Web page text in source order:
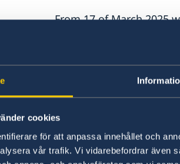
cookies
för att anpassa innehållet och
vår trafik. Vi vidarebefordrar även
From 17 of March 2025
Citizens of Rwanda can
countries: Kenya,
Zimbabwe.Welcome to
Please note that when
countries, you will not
processed as the